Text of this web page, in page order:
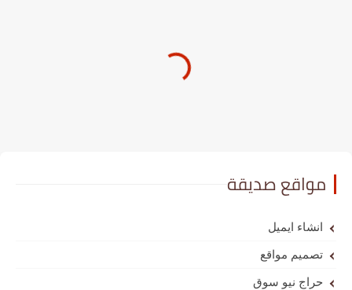
مواقع صديقة
انشاء ايميل
تصميم مواقع
حراج نيو سوق